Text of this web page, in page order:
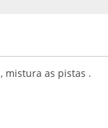
mistura as pistas .